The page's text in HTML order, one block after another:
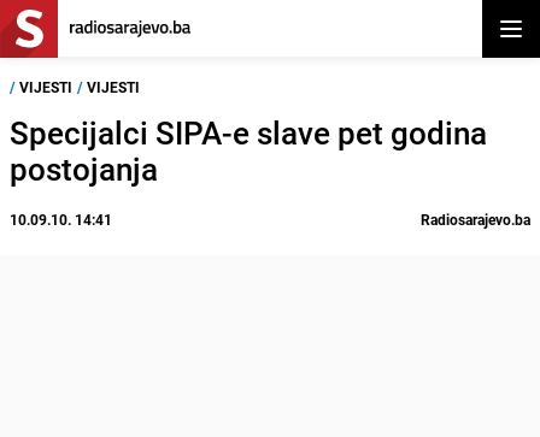
/ VIJESTI / VIJESTI
Specijalci SIPA-e slave pet godina
postojanja
10.09.10. 14:41 Radiosarajevo.ba